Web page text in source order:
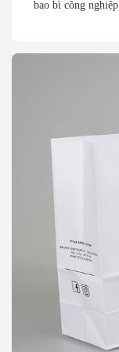
bao bì công nghiệp